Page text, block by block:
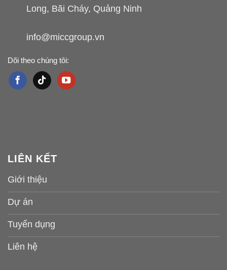
Long, Bãi Cháy, Quảng Ninh
info@miccgroup.vn
Dõi theo chúng tôi:
LIÊN KẾT
Giới thiệu
Dự án
Tuyển dụng
Liên hệ